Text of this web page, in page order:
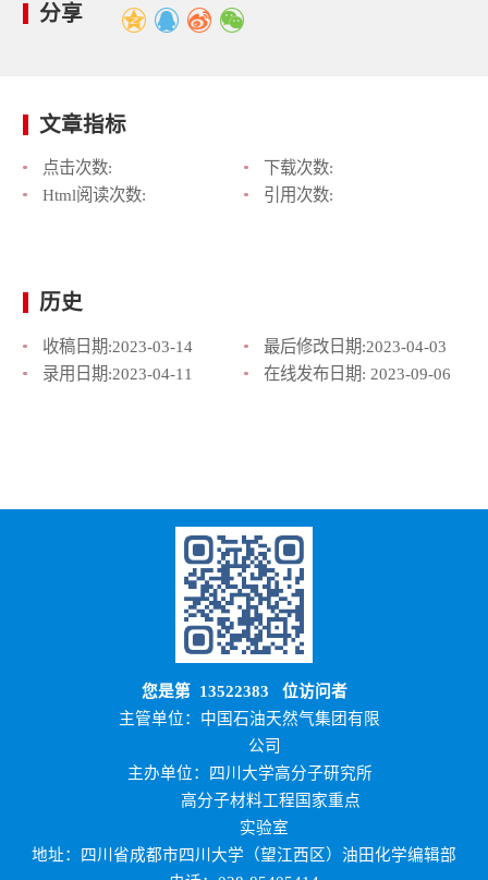
分享
文章指标
点击次数:
下载次数:
Html阅读次数:
引用次数:
历史
收稿日期:2023-03-14 最后修改日期:2023-04-03
录用日期:2023-04-11 在线发布日期: 2023-09-06
您是第 13522383 位访问者
主管单位：中国石油天然气集团有限
公司
主办单位：四川大学高分子研究所
高分子材料工程国家重点
实验室
地址：四川省成都市四川大学（望江西区）油田化学编辑部